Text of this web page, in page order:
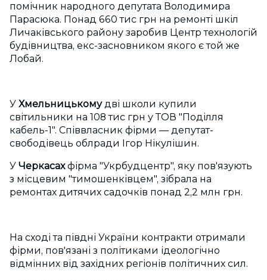
помічник народного депутата Володимира
Парасюка. Понад 660 тис грн на ремонті шкіл
Личаківського району заробив Центр технологій
будівництва, екс-засновником якого є той же
Лобай.
У Хмельницькомудві школи купили
світильники на 108 тис грн у ТОВ "Поділля
кабель-1". Співвласник фірми — депутат-
свободівець облради Ігор Нікулішин.
У Черкасахфірма "Укрбудцентр", яку пов'язують
з місцевим "тимошенківцем", зібрала на
ремонтах дитячих садочків понад 2,2 млн грн.
На сході та півдні України контракти отримали
фірми, пов'язані з політиками ідеологічно
відмінних від західних регіонів політичних сил.